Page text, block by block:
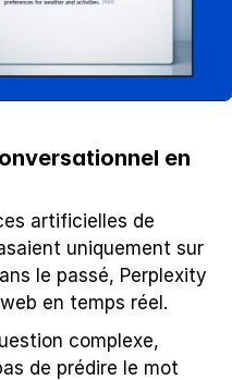
en
artificielles de
uniquement sur
le passé, Perplexity
en temps réel.
complexe,
de prédire le mot